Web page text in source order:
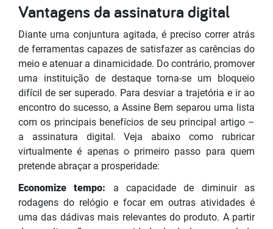
Vantagens da assinatura digital
Diante uma conjuntura agitada, é preciso correr atrás
de ferramentas capazes de satisfazer as carências do
meio e atenuar a dinamicidade. Do contrário, promover
uma instituição de destaque torna-se um bloqueio
difícil de ser superado. Para desviar a trajetória e ir ao
encontro do sucesso, a Assine Bem separou uma lista
com os principais benefícios de seu principal artigo –
a assinatura digital. Veja abaixo como rubricar
virtualmente é apenas o primeiro passo para quem
pretende abraçar a prosperidade:
Economize tempo: a capacidade de diminuir as
rodagens do relógio e focar em outras atividades é
uma das dádivas mais relevantes do produto. A partir